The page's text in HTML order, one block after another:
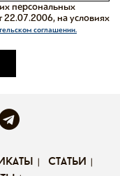
персональных
на условиях
соглашении.
статьи